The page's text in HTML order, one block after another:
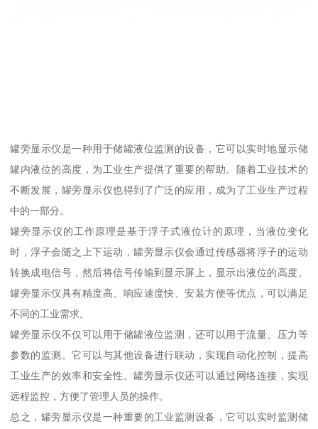
罐旁显示仪是一种用于储罐液位监测的设备，它可以实时地显示储
罐内液位的高度，为工业生产提供了重要的帮助。随着工业技术的
不断发展，罐旁显示仪也得到了广泛的应用，成为了工业生产过程
中的一部分。
罐旁显示仪的工作原理是基于浮子式液位计的原理，当液位变化
时，浮子会随之上下运动，罐旁显示仪会通过传感器将浮子的运动
转换成电信号，然后将信号传输到显示屏上，显示出液位的高度。
罐旁显示仪具有精度高、响应速度快、安装方便等优点，可以满足
不同的工业需求。
罐旁显示仪不仅可以用于储罐液位监测，还可以用于流量、压力等
参数的监测。它可以与其他设备进行联动，实现自动化控制，提高
工业生产的效率和安全性。罐旁显示仪还可以通过网络连接，实现
远程监控，方便了管理人员的操作。
总之，罐旁显示仪是一种重要的工业监测设备，它可以实时监测储